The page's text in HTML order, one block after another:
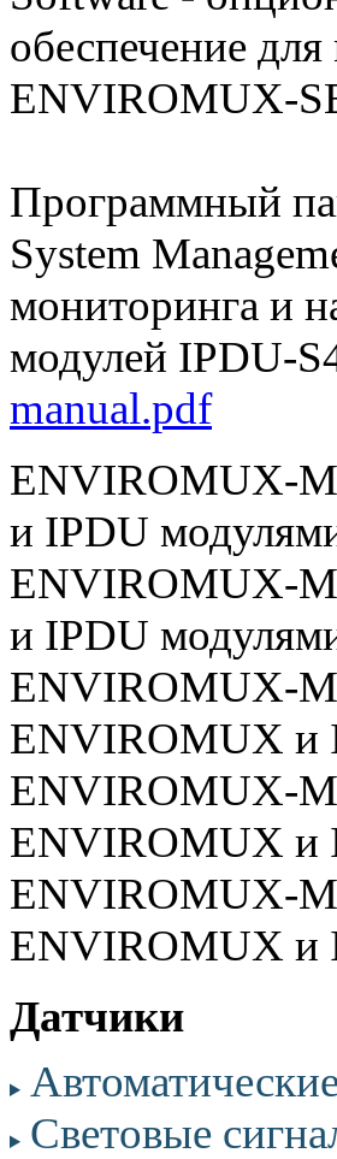
обеспечение
ENVIROMUX-
Программный
System
мониторинга и
модулей IPDU-
manual.pdf
ENVIROMUX-
и IPDU
ENVIROMUX-
и IPDU
ENVIROMUX и
ENVIROMUX и
Датчики
Световые